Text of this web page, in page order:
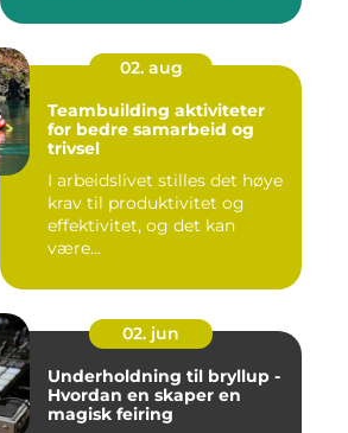
02. aug
Teambuilding aktiviteter
for bedre samarbeid og
trivsel
I arbeidslivet stilles det høye
krav til produktivitet og
effektivitet, og det kan
være...
02. jun
Underholdning til bryllup -
Hvordan en skaper en
magisk feiring